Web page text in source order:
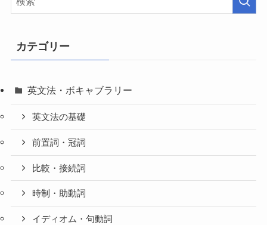
カテゴリー
英文法・ボキャブラリー
英文法の基礎
前置詞・冠詞
比較・接続詞
時制・助動詞
イディオム・句動詞